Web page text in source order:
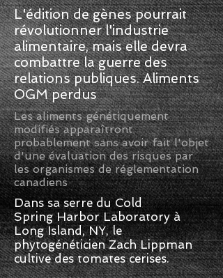
L'édition de gènes pourrait
révolutionner l'industrie
alimentaire, mais elle devra
combattre la guerre des
relations publiques. Aliments
OGM perdus
Les aliments génétiquement
modifiés apparaîtront
probablement sans avoir fait l'objet
d'une évaluation des risques par
les organismes de réglementation
canadiens
Dans sa serre du Cold
Spring Harbor Laboratory à
Long Island, NY, le
phytogénéticien Zach Lippman
cultive des tomates cerises.